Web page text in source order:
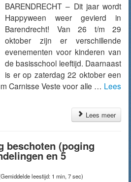
BARENDRECHT – Dit jaar wordt
Happyween weer gevierd in
Barendrecht! Van 26 t/m 29
oktober zijn er verschillende
evenementen voor kinderen van
de basisschool leeftijd. Daarnaast
is er op zaterdag 22 oktober een
Carnisse Veste voor alle … Lees
Lees meer
beschoten (poging
en 5
leestijd: 1 min, 7 sec)